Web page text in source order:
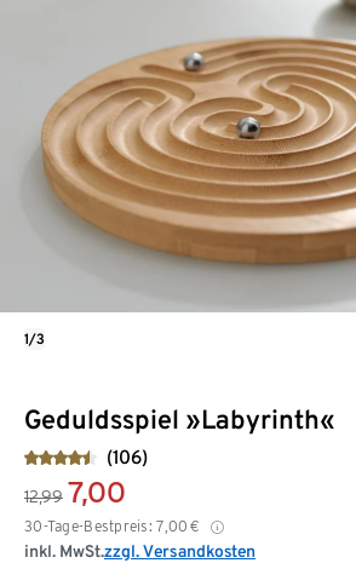
Geduldsspiel »Labyrinth«
(106)
12,99 7,00
30-Tage-Bestpreis: 7,00 €
inkl. MwSt.zzgl. Versandkosten
1/3